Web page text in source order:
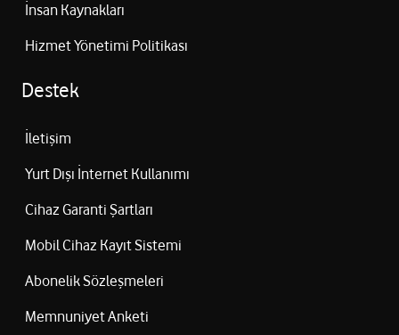
İnsan Kaynakları
Hizmet Yönetimi Politikası
Destek
İletişim
Yurt Dışı İnternet Kullanımı
Cihaz Garanti Şartları
Mobil Cihaz Kayıt Sistemi
Abonelik Sözleşmeleri
Memnuniyet Anketi